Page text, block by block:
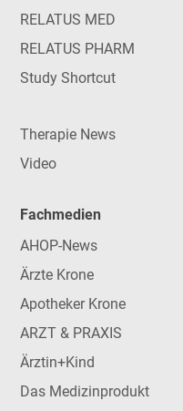
RELATUS MED
RELATUS PHARM
Study Shortcut
Therapie News
Video
Fachmedien
AHOP-News
Ärzte Krone
Apotheker Krone
ARZT & PRAXIS
Ärztin+Kind
Das Medizinprodukt